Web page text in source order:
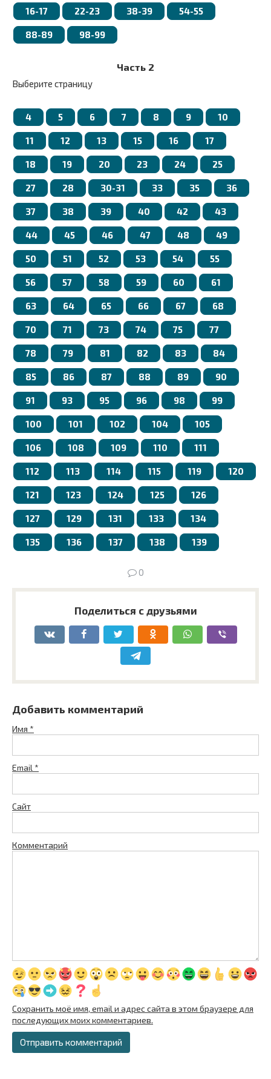
16-17 22-23 38-39 54-55
88-89 98-99
Часть 2
Выберите страницу
4 5 6 7 8 9 10
11 12 13 15 16 17
18 19 20 23 24 25
27 28 30-31 33 35 36
37 38 39 40 42 43
44 45 46 47 48 49
50 51 52 53 54 55
56 57 58 59 60 61
63 64 65 66 67 68
70 71 73 74 75 77
78 79 81 82 83 84
85 86 87 88 89 90
91 93 95 96 98 99
100 101 102 104 105
106 108 109 110 111
112 113 114 115 119 120
121 123 124 125 126
127 129 131 133 134
135 136 137 138 139
0
Поделиться с друзьями
Добавить комментарий
Имя *
Email *
Сайт
Комментарий
Сохранить моё имя, email и адрес сайта в этом браузере для
последующих моих комментариев.